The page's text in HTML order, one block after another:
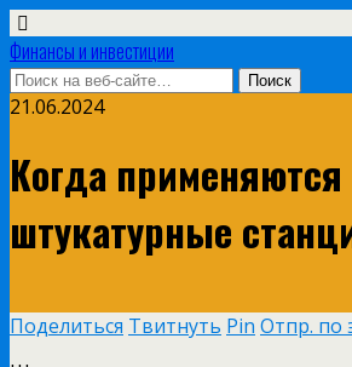
Финансы и инвестиции
21.06.2024
Когда
штукатурные
Поделиться Твитнуть Pin Отпр. по